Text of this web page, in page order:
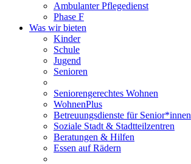
Ambulanter Pflegedienst
Phase F
Was wir bieten
Kinder
Schule
Jugend
Senioren
Seniorengerechtes Wohnen
WohnenPlus
Betreuungsdienste für Senior*innen
Soziale Stadt & Stadtteilzentren
Beratungen & Hilfen
Essen auf Rädern